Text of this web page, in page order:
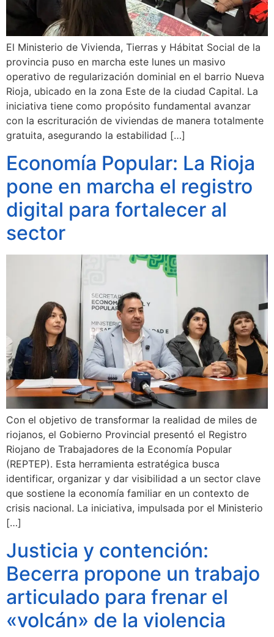
El Ministerio de Vivienda, Tierras y Hábitat Social de la
provincia puso en marcha este lunes un masivo
operativo de regularización dominial en el barrio Nueva
Rioja, ubicado en la zona Este de la ciudad Capital. La
iniciativa tiene como propósito fundamental avanzar
con la escrituración de viviendas de manera totalmente
gratuita, asegurando la estabilidad […]
Economía Popular: La Rioja
pone en marcha el registro
digital para fortalecer al
sector
Con el objetivo de transformar la realidad de miles de
riojanos, el Gobierno Provincial presentó el Registro
Riojano de Trabajadores de la Economía Popular
(REPTEP). Esta herramienta estratégica busca
identificar, organizar y dar visibilidad a un sector clave
que sostiene la economía familiar en un contexto de
crisis nacional. La iniciativa, impulsada por el Ministerio
[…]
Justicia y contención:
Becerra propone un trabajo
articulado para frenar el
«volcán» de la violencia